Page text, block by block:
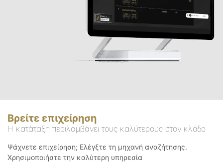
Βρείτε επιχείρηση
Η κατάταξη περιλαμβάνει τους καλύτερους στον κλάδο
Ψάχνετε επιχείρηση; Ελέγξτε τη μηχανή αναζήτησης.
Χρησιμοποιήστε την καλύτερη υπηρεσία